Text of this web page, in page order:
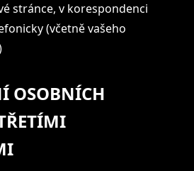
stránce, v korespondenci
(včetně vašeho
OSOBNÍCH